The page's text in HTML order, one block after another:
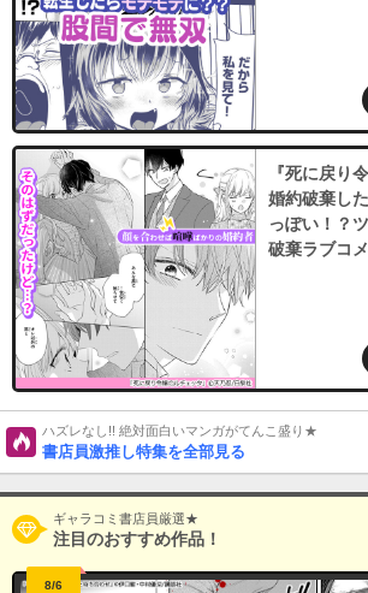
『死に戻り
婚約破棄し
っぽい！？
破棄ラブコメ
ハズレなし!! 絶対面白いマンガがてんこ盛り★
書店員激推し特集を全部見る
ギャラコミ書店員厳選★
注目のおすすめ作品！
8/6